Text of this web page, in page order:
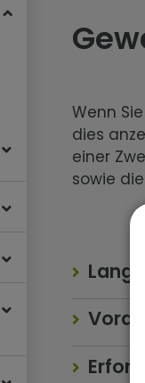
Wenn
dies
einer
sowie